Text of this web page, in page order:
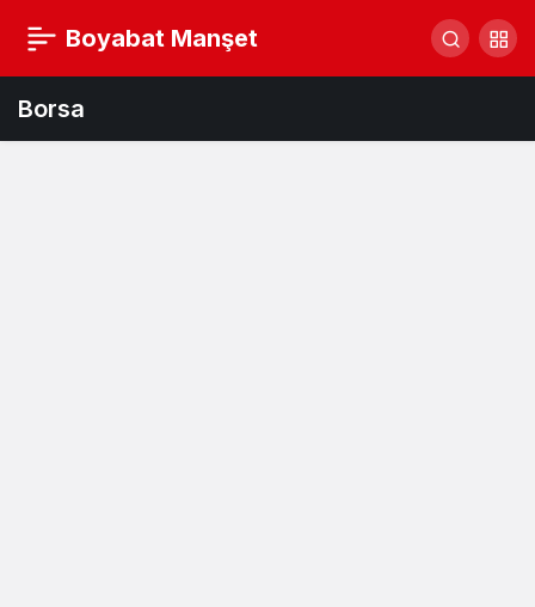
Boyabat Manşet
Borsa